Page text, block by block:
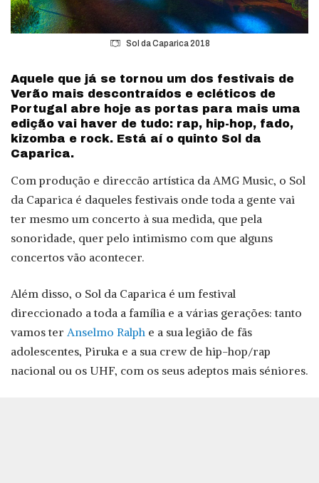
Sol da Caparica 2018
Aquele que já se tornou um dos festivais de
Verão mais descontraídos e ecléticos de
Portugal abre hoje as portas para mais uma
edição vai haver de tudo: rap, hip-hop, fado,
kizomba e rock. Está aí o quinto Sol da
Caparica.
Com produção e direccão artística da AMG Music, o Sol
da Caparica é daqueles festivais onde toda a gente vai
ter mesmo um concerto à sua medida, que pela
sonoridade, quer pelo intimismo com que alguns
concertos vão acontecer.
Além disso, o Sol da Caparica é um festival
direccionado a toda a família e a várias gerações: tanto
vamos ter Anselmo Ralph e a sua legião de fãs
adolescentes, Piruka e a sua crew de hip-hop/rap
nacional ou os UHF, com os seus adeptos mais séniores.